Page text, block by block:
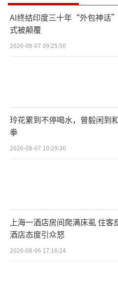
AI终结印度三十年“外包神话
式被颠覆
2026-08-07 09:25:50
玲花累到不停喝水，曾毅闲到
拳
2026-08-07 10:29:30
上海一酒店房间爬满床虱 住客
酒店态度引众怒
2026-08-06 17:16:24